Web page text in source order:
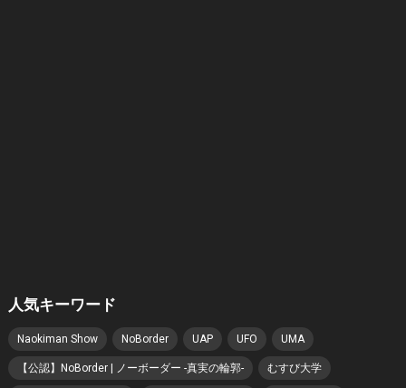
人気キーワード
Naokiman Show NoBorder UAP UFO UMA
【公認】NoBorder | ノーボーダー -真実の輪郭- むすび大学